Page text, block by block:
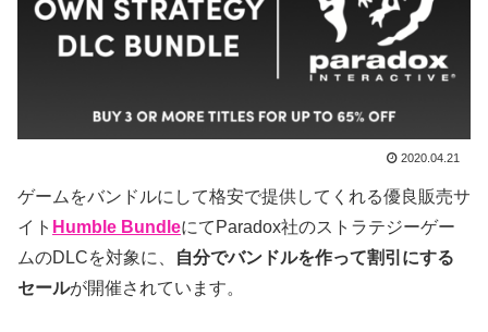
2020.04.21
ゲームをバンドルにして格安で提供してくれる優良販売サ
イト Humble BundleにてParadox社のストラテジーゲー
ムのDLCを対象に、
自分でバンドルを作って割引にする
セールが開催されています。